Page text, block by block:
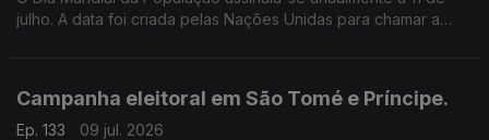
julho. A data foi criada pelas Nações Unidas para chamar a
Campanha eleitoral em São Tomé e Príncipe.
Ep. 133
09 jul. 2026